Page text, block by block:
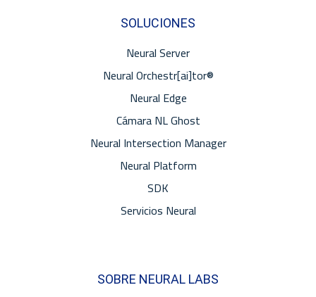
SOLUCIONES
Neural Server
Neural Orchestr[ai]tor®
Neural Edge
Cámara NL Ghost
Neural Intersection Manager
Neural Platform
SDK
Servicios Neural
SOBRE NEURAL LABS